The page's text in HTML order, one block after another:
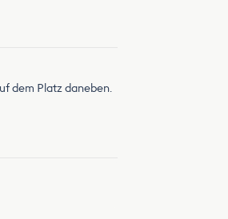
dem Platz daneben.